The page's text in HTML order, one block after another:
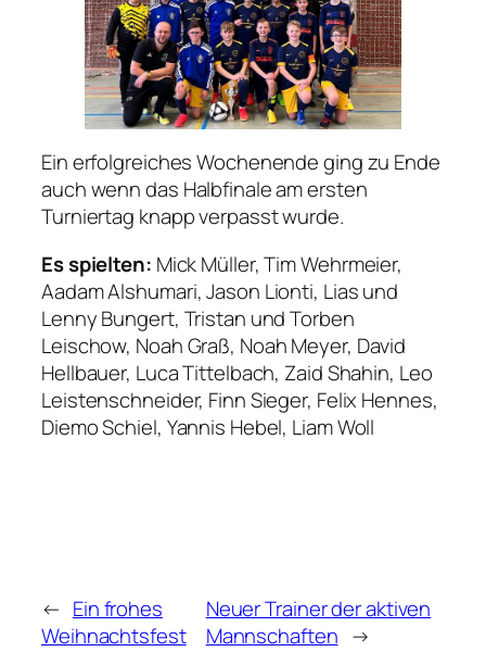
Ein erfolgreiches Wochenende ging zu Ende
auch wenn das Halbfinale am ersten
Turniertag knapp verpasst wurde.
Es spielten: Mick Müller, Tim Wehrmeier,
Aadam Alshumari, Jason Lionti, Lias und
Lenny Bungert, Tristan und Torben
Leischow, Noah Graß, Noah Meyer, David
Hellbauer, Luca Tittelbach, Zaid Shahin, Leo
Leistenschneider, Finn Sieger, Felix Hennes,
Diemo Schiel, Yannis Hebel, Liam Woll
← Ein frohes
Weihnachtsfest
Neuer Trainer der aktiven
Mannschaften →